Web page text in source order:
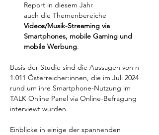
Report in diesem Jahr
auch die Themenbereiche
Videos/Musik-Streaming via
Smartphones, mobile Gaming und
mobile Werbung.
Basis der Studie sind die Aussagen von n =
1.011 Österreicher:innen, die im Juli 2024
rund um ihre Smartphone-Nutzung im
TALK Online Panel via Online-Befragung
interviewt wurden.
Einblicke in einige der spannenden